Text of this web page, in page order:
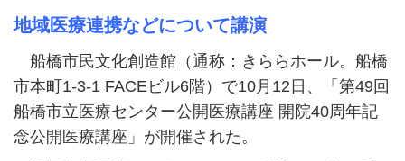
地域医療連携などについて講演
船橋市民文化創造館（通称：きららホール。船橋
市本町1-3-1 FACEビル6階）で10月12日、「第49回
船橋市立医療センター公開医療講座 開院40周年記
念公開医療講座」が開催された。